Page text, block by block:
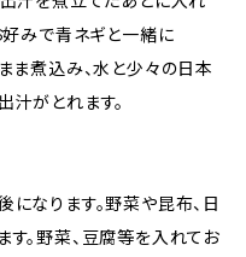
好みで青ネギと一緒に
ま煮込み、水と少々の日本
汁がとれます。
なります。野菜や昆布、日
。野菜、豆腐等を入れてお